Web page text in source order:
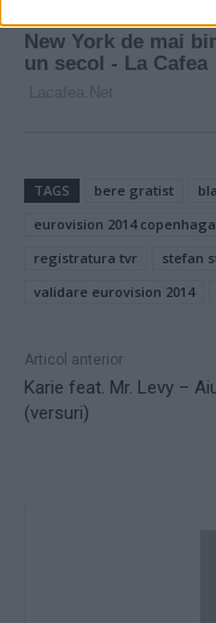
TAGS bere gratist
eurovision 2014 copenhaga
registratura tvr
stefan
validare eurovision 2014
Articol anterior
Karie feat. Mr. Levy –
(versuri)